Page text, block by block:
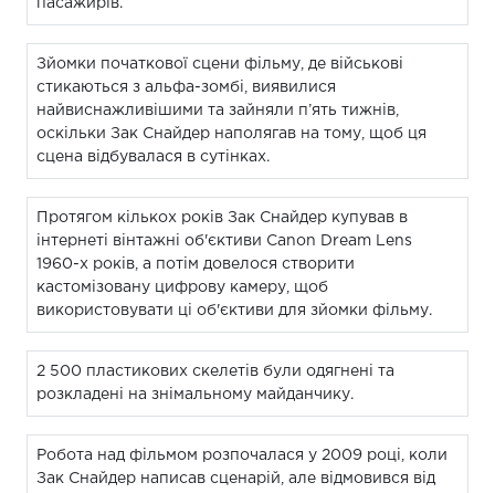
пасажирів.
Зйомки початкової сцени фільму, де військові
стикаються з альфа-зомбі, виявилися
найвиснажливішими та зайняли п’ять тижнів,
оскільки Зак Снайдер наполягав на тому, щоб ця
сцена відбувалася в сутінках.
Протягом кількох років Зак Снайдер купував в
інтернеті вінтажні об'єктиви Canon Dream Lens
1960-х років, а потім довелося створити
кастомізовану цифрову камеру, щоб
використовувати ці об'єктиви для зйомки фільму.
2 500 пластикових скелетів були одягнені та
розкладені на знімальному майданчику.
Робота над фільмом розпочалася у 2009 році, коли
Зак Снайдер написав сценарій, але відмовився від